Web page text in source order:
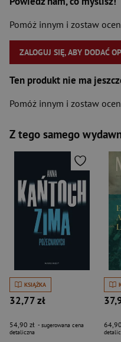
Pomóż innym i zostaw
ZALOGUJ SIĘ, ABY DODAĆ
Ten produkt nie ma
Pomóż innym i zostaw
Z tego samego
KSIĄŻKA
32,77 zł
54,90 zł - sugerowana cena
detaliczna